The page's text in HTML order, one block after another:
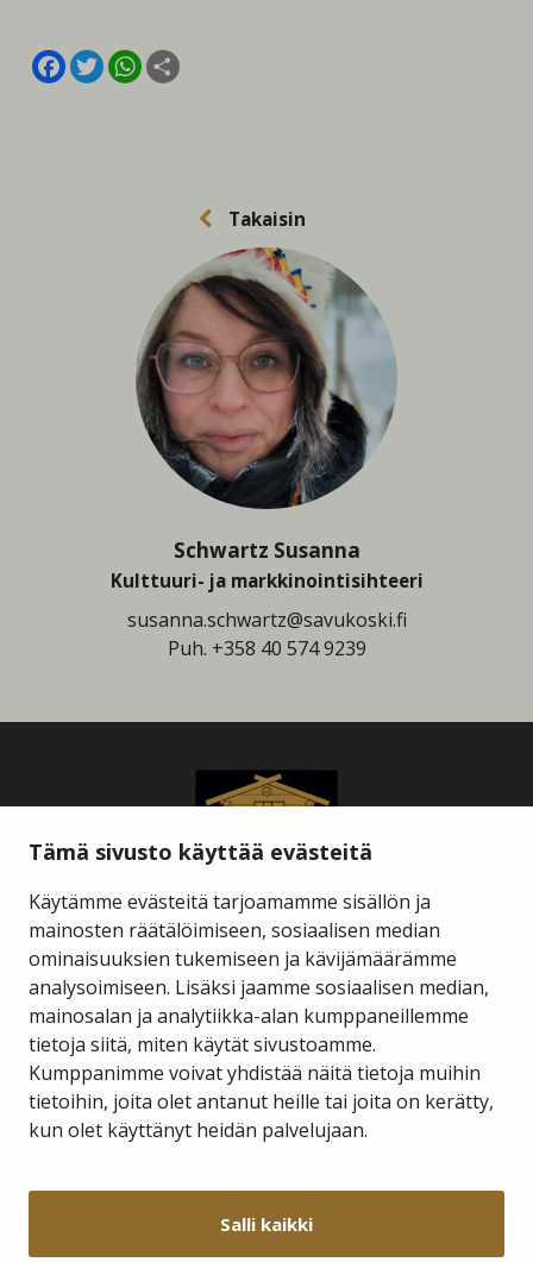
Tämä sivusto käyttää evästeitä
Käytämme evästeitä tarjoamamme sisällön ja
mainosten räätälöimiseen, sosiaalisen median
ominaisuuksien tukemiseen ja kävijämäärämme
analysoimiseen. Lisäksi jaamme sosiaalisen median,
mainosalan ja analytiikka-alan kumppaneillemme
tietoja siitä, miten käytät sivustoamme.
Kumppanimme voivat yhdistää näitä tietoja muihin
tietoihin, joita olet antanut heille tai joita on kerätty,
kun olet käyttänyt heidän palvelujaan.
Salli kaikki
Takaisin
Facebook
TwitterWhatsApp
Schwartz Susanna
Kulttuuri- ja markkinointisihteeri
susanna.schwartz@savukoski.fi
Puh. +358 40 574 9239
Savukosken kunta
Kauppakuja 2 A 1
98800 Savukoski
hallinto@savukoski.fi